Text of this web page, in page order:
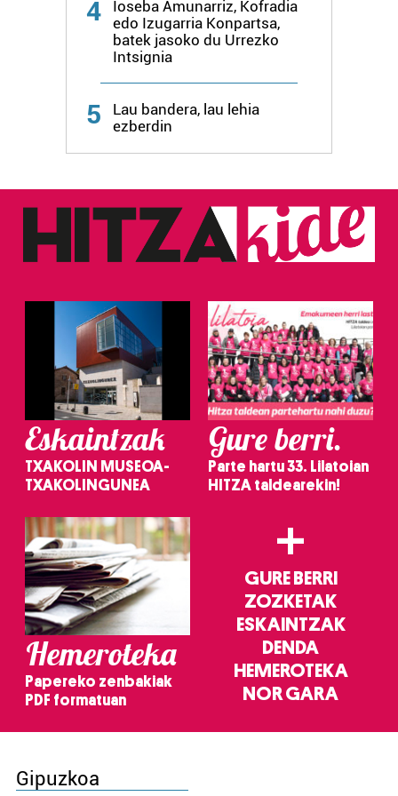
Webgune honek cookie propioak eta hirugarrenen cookie-
fitxategiak erabiltzen ditu. Zure esperientzia eta
zerbitzuak hobetzeko asmoz, cookie teknologiaz
baliatzen gara. Ohar hau onartuz gero, teknologia hori
erabiltzeko baimen esplizitua ematen diguzu.
4
Ioseba Amunarriz, Kofradia
edo Izugarria Konpartsa,
batek jasoko du Urrezko
Intsignia
5
Lau bandera, lau lehia
ezberdin
Eskaintzak
TXAKOLIN MUSEOA-
TXAKOLINGUNEA
Gure berri.
Parte hartu 33. Lilatoian
HITZA taldearekin!
Hemeroteka
Papereko zenbakiak
PDF formatuan
+
GURE BERRI
ZOZKETAK
ESKAINTZAK
DENDA
HEMEROTEKA
NOR GARA
Gipuzkoa